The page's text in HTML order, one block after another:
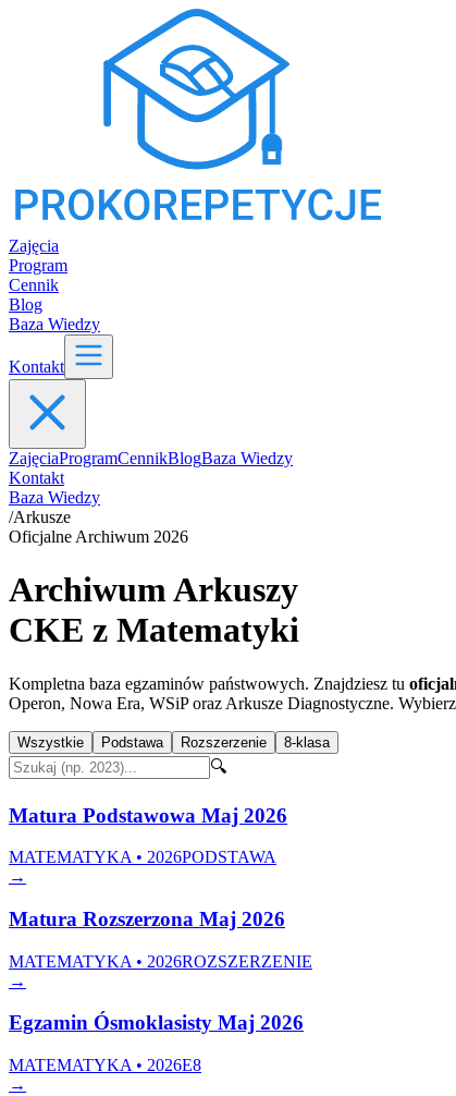
Zajęcia
Program
Cennik
Blog
Baza Wiedzy
Kontakt
ZajęciaProgramCennikBlogBaza Wiedzy
Kontakt
Baza Wiedzy
/Arkusze
Oficjalne Archiwum 2026
Archiwum Arkuszy
CKE z Matematyki
Kompletna baza egzaminów państwowych. Znajdziesz tu
Operon, Nowa Era, WSiPoraz Arkusze Diagnostyczne.
Wszystkie Podstawa Rozszerzenie 8-klasa
🔍
Matura Podstawowa Maj 2026
MATEMATYKA • 2026PODSTAWA
→
Matura Rozszerzona Maj 2026
MATEMATYKA • 2026ROZSZERZENIE
→
Egzamin Ósmoklasisty Maj 2026
MATEMATYKA • 2026E8
→